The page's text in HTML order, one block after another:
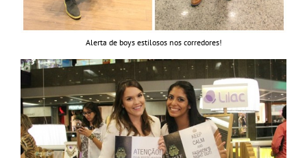
Alerta de boys estilosos nos corredores!